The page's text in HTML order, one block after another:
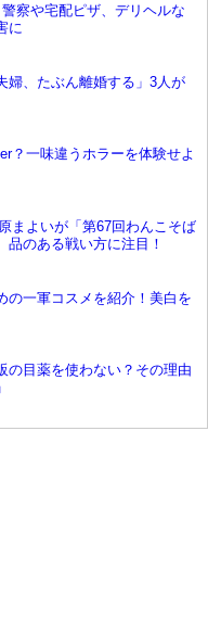
察や宅配ピザ、デリヘルな
に
婦、たぶん離婚する」3人が
？一味違うホラーを体験せよ
まよいが「第67回わんこそば
のある戦い方に注目！
の一軍コスメを紹介！美白を
の目薬を使わない？その理由